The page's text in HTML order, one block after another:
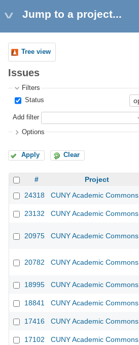
Jump to a project...
Tree view
Issues
Filters
Status
Add filter
Options
Apply Clear
# Project
24318
CUNY Academic Commons
23132 CUNY Academic Commons
20975 CUNY Academic Commons
20782 CUNY Academic Commons
18995 CUNY Academic Commons
18841 CUNY Academic Commons
17416 CUNY Academic Commons
17102 CUNY Academic Commons